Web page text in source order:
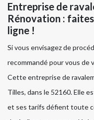
Entreprise de
Rénovation :
ligne !
Si vous envisagez de
recommandé pour vous de
Cette entreprise de
Tilles, dans le 52160. Elle
et ses tarifs défient toute